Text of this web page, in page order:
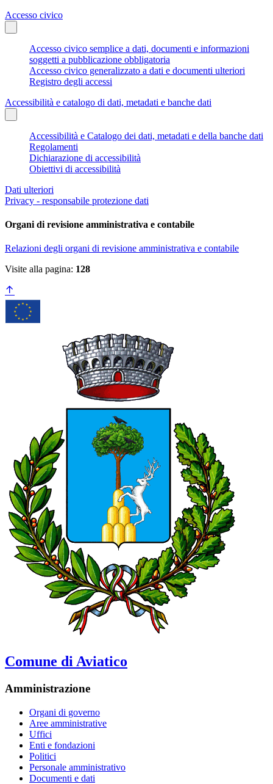
Accesso civico
Accesso civico semplice a dati, documenti e informazioni
soggetti a pubblicazione obbligatoria
Accesso civico generalizzato a dati e documenti ulteriori
Registro degli accessi
Accessibilità e catalogo di dati, metadati e banche dati
Accessibilità e Catalogo dei dati, metadati e della banche dati
Regolamenti
Dichiarazione di accessibilità
Obiettivi di accessibilità
Dati ulteriori
Privacy - responsabile protezione dati
Organi di revisione amministrativa e contabile
Relazioni degli organi di revisione amministrativa e contabile
Visite alla pagina: 128
Comune di Aviatico
Amministrazione
Organi di governo
Aree amministrative
Uffici
Enti e fondazioni
Politici
Personale amministrativo
Documenti e dati